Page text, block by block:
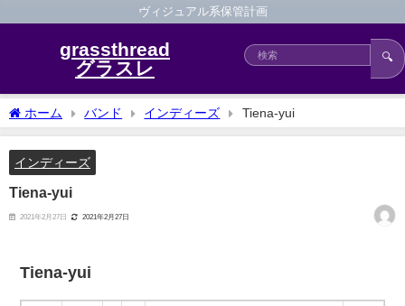
ヴィジュアル系保管計画
grassthread
グラスレ
🔍
ホーム バンド インディーズ Tiena-yui
インディーズ
Tiena-yui
2021年2月27日 2021年2月27日
Tiena-yui